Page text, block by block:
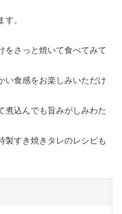
。
をさっと焼いて食べてみて
い食感をお楽しみいただけ
煮込んでも旨みがしみわた
製すき焼きタレのレシピも